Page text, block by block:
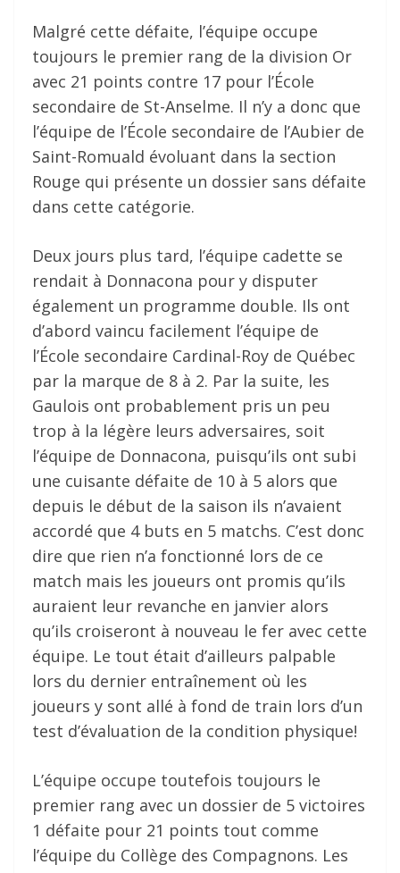
Malgré cette défaite, l’équipe occupe
toujours le premier rang de la division Or
avec 21 points contre 17 pour l’École
secondaire de St-Anselme. Il n’y a donc que
l’équipe de l’École secondaire de l’Aubier de
Saint-Romuald évoluant dans la section
Rouge qui présente un dossier sans défaite
dans cette catégorie.
Deux jours plus tard, l’équipe cadette se
rendait à Donnacona pour y disputer
également un programme double. Ils ont
d’abord vaincu facilement l’équipe de
l’École secondaire Cardinal-Roy de Québec
par la marque de 8 à 2. Par la suite, les
Gaulois ont probablement pris un peu
trop à la légère leurs adversaires, soit
l’équipe de Donnacona, puisqu’ils ont subi
une cuisante défaite de 10 à 5 alors que
depuis le début de la saison ils n’avaient
accordé que 4 buts en 5 matchs. C’est donc
dire que rien n’a fonctionné lors de ce
match mais les joueurs ont promis qu’ils
auraient leur revanche en janvier alors
qu’ils croiseront à nouveau le fer avec cette
équipe. Le tout était d’ailleurs palpable
lors du dernier entraînement où les
joueurs y sont allé à fond de train lors d’un
test d’évaluation de la condition physique!
L’équipe occupe toutefois toujours le
premier rang avec un dossier de 5 victoires
1 défaite pour 21 points tout comme
l’équipe du Collège des Compagnons. Les